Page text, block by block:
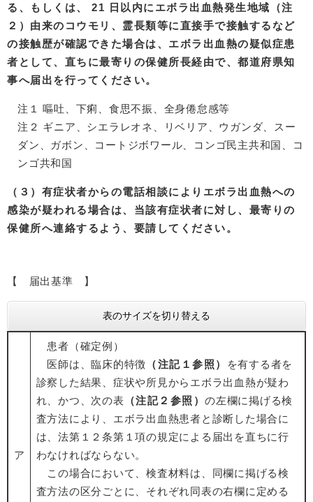
る、もしくは、 21 日以内にエボラ出血熱発生地域（注
２）由来のコウモリ、霊長類等に直接手で接触するなど
の接触歴が確認できた場合は、エボラ出血熱の疑似症患
者として、直ちに最寄りの保健所長経由で、都道府県知
事へ届出を行ってください。
注１ 嘔吐、下痢、食思不振、全身倦怠感等
注２ ギニア、シエラレオネ、リベリア、ウガンダ、スー
ダン、ガボン、コートジボワール、コンゴ民主共和国、コ
ンゴ共和国
（３）有症状者からの電話相談によりエボラ出血熱への
感染が疑われる場合は、当該有症状者に対し、最寄りの
保健所へ連絡するよう、要請してください。
【 届出基準 】
表のサイズを切り替える
ア
患者（確定例）
医師は、臨床的特徴 （注記１参照）
を有する者を
診察した結果、症状や所見からエボラ出血熱が疑わ
れ、かつ、次の表 （注記２参照） の左欄に掲げる検
査方法により、エボラ出血熱患者と診断した場合に
は、法第１２条第１項の規定による届出を直ちに行
わなければならない。
この場合において、検査材料は、同欄に掲げる検
査方法の区分ごとに、それぞれ同表の右欄に定める